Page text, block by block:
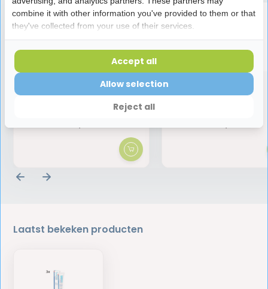
GC Mi Paste Plus | Vanille |
Curaprox ATA
Tandenborstel
Laatst bekeken producten
combine it with other information you've provided to them or that
they've collected from your use of their services.
Reject all
Allow selection
Accept all